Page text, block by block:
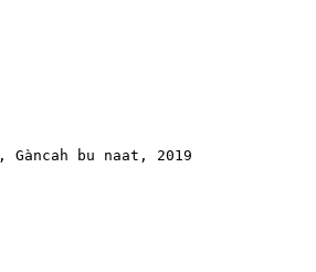
, Gàncah bu naat, 2019